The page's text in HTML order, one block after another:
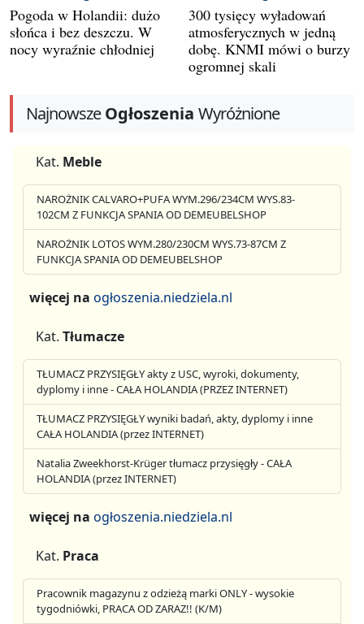
Pogoda w Holandii: dużo
słońca i bez deszczu. W
nocy wyraźnie chłodniej
300 tysięcy wyładowań
atmosferycznych w jedną
dobę. KNMI mówi o burzy
ogromnej skali
NajnowszeOgłoszenia Wyróżnione
Kat. Meble
NAROŻNIK CALVARO+PUFA WYM.296/234CM WYS.83-
102CM Z FUNKCJA SPANIA OD DEMEUBELSHOP
NAROŻNIK LOTOS WYM.280/230CM WYS.73-87CM Z
FUNKCJA SPANIA OD DEMEUBELSHOP
więcej na ogłoszenia.niedziela.nl
Kat. Tłumacze
TŁUMACZ PRZYSIĘGŁY akty z USC, wyroki, dokumenty,
dyplomy i inne - CAŁA HOLANDIA (PRZEZ INTERNET)
TŁUMACZ PRZYSIĘGŁY wyniki badań, akty, dyplomy i inne
CAŁA HOLANDIA (przez INTERNET)
Natalia Zweekhorst-Krüger tłumacz przysięgły - CAŁA
HOLANDIA (przez INTERNET)
więcej na ogłoszenia.niedziela.nl
Kat. Praca
Pracownik magazynu z odzieżą marki ONLY - wysokie
tygodniówki, PRACA OD ZARAZ!! (K/M)